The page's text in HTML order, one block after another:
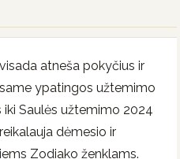
atneša pokyčius ir
ypatingos užtemimo
iki Saulės užtemimo 2024
dėmesio ir
Zodiako ženklams.